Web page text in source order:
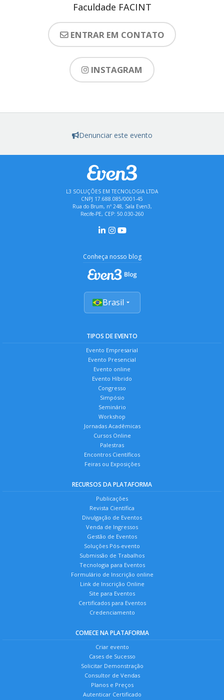
Faculdade FACINT
ENTRAR EM CONTATO
INSTAGRAM
Denunciar este evento
L3 SOLUÇÕES EM TECNOLOGIA LTDA
CNPJ 17.688.085/0001-45
Rua do Brum, nº 248, Sala Even3,
Recife-PE, CEP: 50.030-260
Conheça nosso blog
Brasil
TIPOS DE EVENTO
Evento Empresarial
Evento Presencial
Evento online
Evento Híbrido
Congresso
Simpósio
Seminário
Workshop
Jornadas Acadêmicas
Cursos Online
Palestras
Encontros Científicos
Feiras ou Exposições
RECURSOS DA PLATAFORMA
Publicações
Revista Científica
Divulgação de Eventos
Venda de Ingressos
Gestão de Eventos
Soluções Pós-evento
Submissão de Trabalhos
Tecnologia para Eventos
Formulário de Inscrição online
Link de Inscrição Online
Site para Eventos
Certificados para Eventos
Credenciamento
COMECE NA PLATAFORMA
Criar evento
Cases de Sucesso
Solicitar Demonstração
Consultor de Vendas
Planos e Preços
Autenticar Certificado